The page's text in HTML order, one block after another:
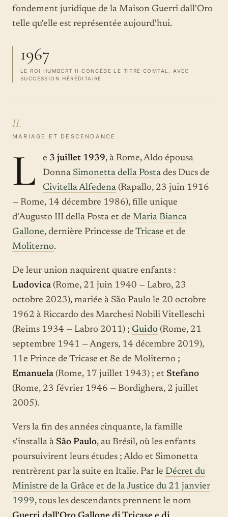
fondement juridique de la Maison Guerri dall'Oro
telle qu'elle est représentée aujourd'hui.
1967
LE ROI HUMBERT II CONCÈDE LE TITRE COMTAL, AVEC
SUCCESSION HÉRÉDITAIRE
II.
MARIAGE ET DESCENDANCE
L e 3 juillet 1939, à Rome, Aldo épousa
Donna Simonetta della Posta des Ducs de
Civitella Alfedena (Rapallo, 23 juin 1916
— Rome, 14 décembre 1986), fille unique
d'Augusto III della Posta et de Maria Bianca
Gallone, dernière Princesse de Tricase et de
Moliterno.
De leur union naquirent quatre enfants :
Ludovica (Rome, 21 juin 1940 — Labro, 23
octobre 2023), mariée à São Paulo le 20 octobre
1962 à Riccardo des Marchesi Nobili Vitelleschi
(Reims 1934 — Labro 2011) ; Guido (Rome, 21
septembre 1941 — Angers, 14 décembre 2019),
11e Prince de Tricase et 8e de Moliterno ;
Emanuela (Rome, 17 juillet 1943) ; et Stefano
(Rome, 23 février 1946 — Bordighera, 2 juillet
2005).
Vers la fin des années cinquante, la famille
s'installa à São Paulo, au Brésil, où les enfants
poursuivirent leurs études ; Aldo et Simonetta
rentrèrent par la suite en Italie. Par le Décret du
Ministre de la Grâce et de la Justice du 21 janvier
1999, tous les descendants prennent le nom